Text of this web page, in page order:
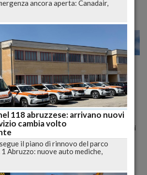
22
19 Settembre 2023 10:37
informatrice farmaceutica di 47
contro una malattia implacabile.
di due figli, Lorenzo e Marta, e devota
un infermiere presso l'Ospedale Mazzini
mentre affrontava con tenacia la difficile
riservato.
una cittadina nell'area di Ascoli, si era
il matrimonio con Marco. La sua vita era
ancora aperta: Canadair,
118 abruzzese: arrivano nuovi
cambia volto
il piano di rinnovo del parco
Abruzzo: nuove auto mediche,